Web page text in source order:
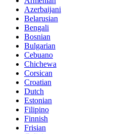
Azerbaijani
Belarusian
Bengali
Bosnian
Bulgarian
Cebuano
Chichewa
Corsican
Croatian
Dutch
Estonian
Filipino
Finnish
Frisian